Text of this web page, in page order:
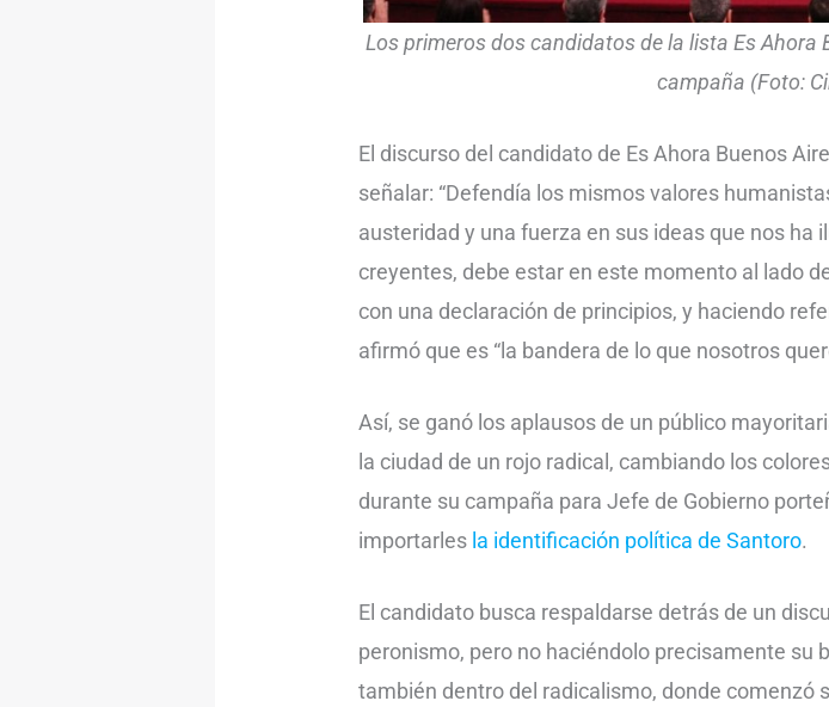
Los primeros dos candidatos de la lista Es Ahora
campaña (Foto:
El discurso del candidato de Es Ahora Buenos
señalar: “Defendía los mismos valores
austeridad y una fuerza en sus ideas que nos ha
creyentes, debe estar en este momento al lado
con una declaración de principios, y haciendo
afirmó que es “la bandera de lo que nosotros
Así, se ganó los aplausos de un público
la ciudad de un rojo radical, cambiando los
durante su campaña para Jefe de Gobierno
importarles la identificación política de Santoro.
El candidato busca respaldarse detrás de un
peronismo, pero no haciéndolo precisamente su
también dentro del radicalismo, donde comenzó